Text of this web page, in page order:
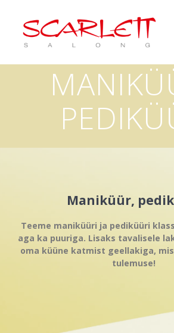
Maniküür,
Teeme maniküüri ja pediküüri
aga ka puuriga. Lisaks tavalisele
oma küüne katmist geellakiga,
tulemuse!